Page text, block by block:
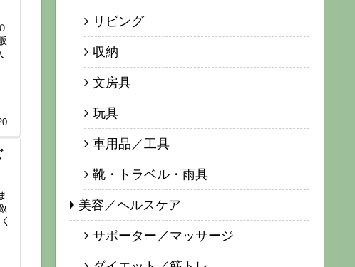
リビング
収納
文房具
玩具
車用品／工具
靴・トラベル・雨具
美容／ヘルスケア
サポーター／マッサージ